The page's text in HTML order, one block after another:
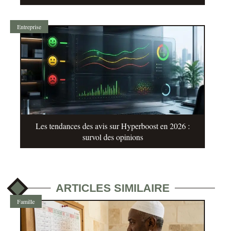
Entreprise
Les tendances des avis sur Hyperboost en 2026 :
survol des opinions
ARTICLES SIMILAIRE
Famille